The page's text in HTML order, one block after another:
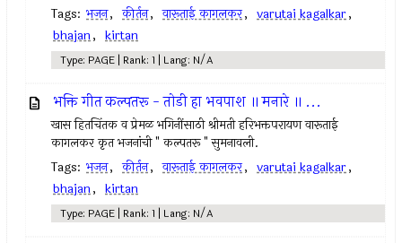
Tags: भजन, कीर्तन, वारूताई कागलकर, varutai kagalkar,
bhajan, kirtan
Type: PAGE | Rank: 1 | Lang: N/A
भक्ति गीत कल्पतरू - तोडी हा भवपाश ॥ मनारे ॥ ...
खास हितचिंतक व प्रेमळ भगिनींसाठी श्रीमती हरिभक्तपरायण वारूताई
कागलकर कृत भजनांची " कल्पतरू " सुमनावली.
Tags: भजन, कीर्तन, वारूताई कागलकर, varutai kagalkar,
bhajan, kirtan
Type: PAGE | Rank: 1 | Lang: N/A